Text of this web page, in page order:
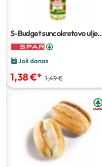
S-Budget suncokretovo ulje1
L
Još danas
1,38 €* 1,49 €